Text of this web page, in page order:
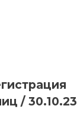
/ 30.10.23